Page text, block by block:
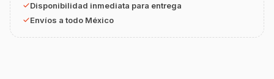
Disponibilidad inmediata para entrega
Envíos a todo México